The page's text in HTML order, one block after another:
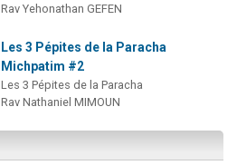
Rav Yehonathan GEFEN
Les 3 Pépites de la Paracha
Michpatim #2
Les 3 Pépites de la Paracha
Rav Nathaniel MIMOUN